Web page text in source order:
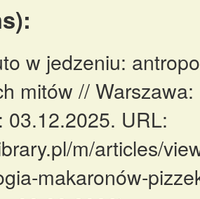
w jedzeniu:
mitów //
03.12.2025. URL:
m/articles/
makaronów-